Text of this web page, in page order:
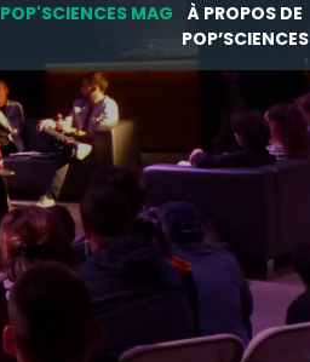
POP'SCIENCES MAG
À PROPOS DE
POP’SCIENCES